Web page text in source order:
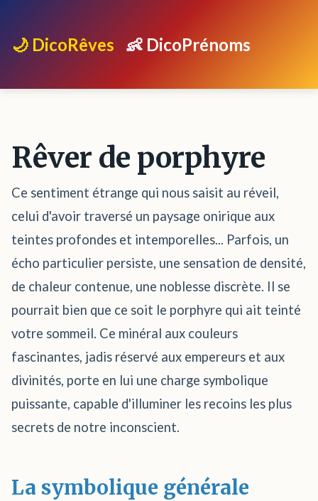
🌙 DicoRêves 👶 DicoPrénoms
Rêver de porphyre
Ce sentiment étrange qui nous saisit au réveil,
celui d'avoir traversé un paysage onirique aux
teintes profondes et intemporelles... Parfois, un
écho particulier persiste, une sensation de densité,
de chaleur contenue, une noblesse discrète. Il se
pourrait bien que ce soit le porphyre qui ait teinté
votre sommeil. Ce minéral aux couleurs
fascinantes, jadis réservé aux empereurs et aux
divinités, porte en lui une charge symbolique
puissante, capable d'illuminer les recoins les plus
secrets de notre inconscient.
La symbolique générale